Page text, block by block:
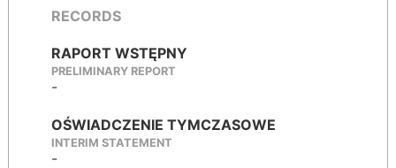
RECORDS
RAPORT WSTĘPNY
PRELIMINARY REPORT
-
OŚWIADCZENIE TYMCZASOWE
INTERIM STATEMENT
-